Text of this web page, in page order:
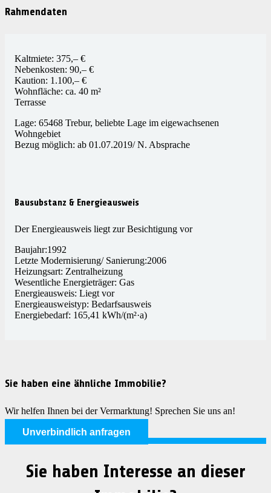
Rahmendaten
Kaltmiete: 375,– €
Nebenkosten: 90,– €
Kaution: 1.100,– €
Wohnfläche: ca. 40 m²
Terrasse
Lage: 65468 Trebur, beliebte Lage im eigewachsenen
Wohngebiet
Bezug möglich: ab 01.07.2019/ N. Absprache
Bausubstanz & Energieausweis
Der Energieausweis liegt zur Besichtigung vor
Baujahr:1992
Letzte Modernisierung/ Sanierung:2006
Heizungsart: Zentralheizung
Wesentliche Energieträger: Gas
Energieausweis: Liegt vor
Energieausweistyp: Bedarfsausweis
Energiebedarf: 165,41 kWh/(m²·a)
Sie haben eine ähnliche Immobilie?
Wir helfen Ihnen bei der Vermarktung! Sprechen Sie uns an!
Unverbindlich anfragen
Sie haben Interesse an dieser